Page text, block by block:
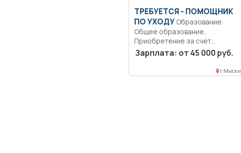
ТРЕБУЕТСЯ - ПОМОЩНИК
ПО УХОДУОбразование:
Общее образование..
Приобретение за счет
средств клиента и...
Зарплата: от 45 000 руб.
г Мыски